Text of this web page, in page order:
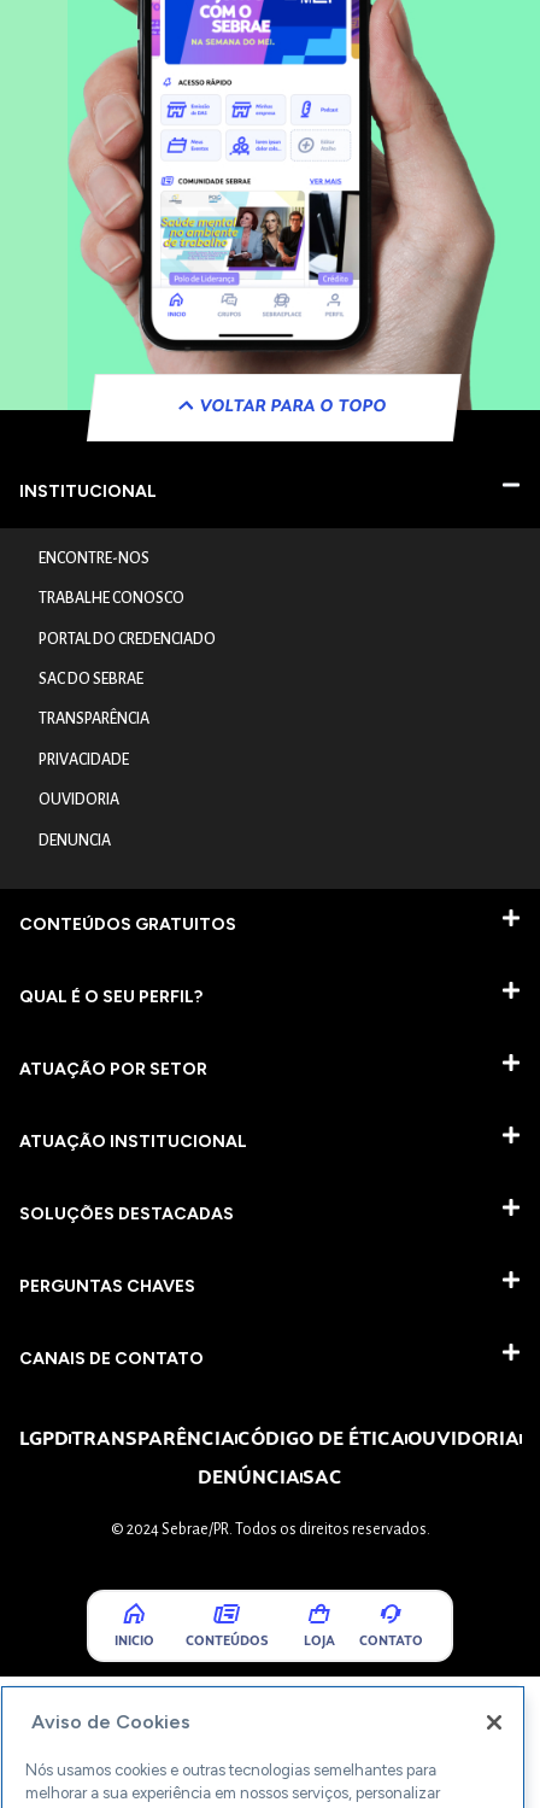
VOLTAR PARA O TOPO
INSTITUCIONAL
ENCONTRE-NOS
TRABALHE CONOSCO
PORTAL DO CREDENCIADO
SAC DO SEBRAE
TRANSPARÊNCIA
PRIVACIDADE
OUVIDORIA
DENUNCIA
CONTEÚDOS GRATUITOS
QUAL É O SEU PERFIL?
ATUAÇÃO POR SETOR
ATUAÇÃO INSTITUCIONAL
SOLUÇÕES DESTACADAS
PERGUNTAS CHAVES​
CANAIS DE CONTATO
LGPDTRANSPARÊNCIACÓDIGO DE ÉTICAOUVIDORIA
DENÚNCIASAC
© 2024 Sebrae/PR. Todos os direitos reservados.
INICIO CONTEÚDOS LOJA CONTATO
Aviso de Cookies
Nós usamos cookies e outras tecnologias semelhantes para
melhorar a sua experiência em nossos serviços, personalizar